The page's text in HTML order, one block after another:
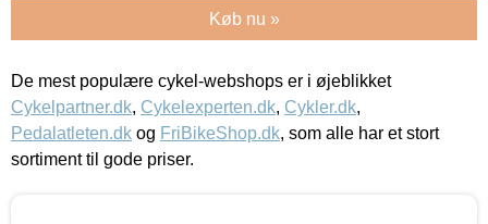
Køb nu »
De mest populære cykel-webshops er i øjeblikket
Cykelpartner.dk, Cykelexperten.dk, Cykler.dk,
Pedalatleten.dk og FriBikeShop.dk, som alle har et stort
sortiment til gode priser.